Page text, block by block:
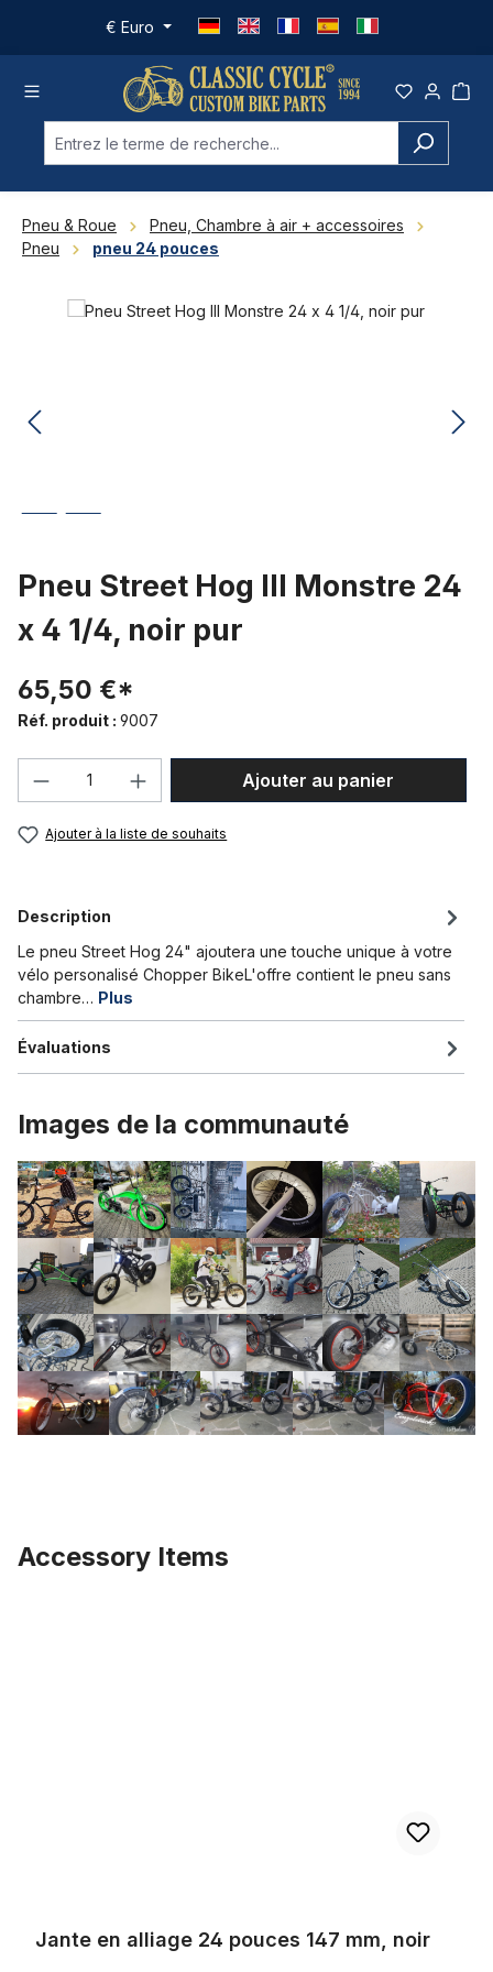
Passer au contenu principal
€ Euro
Pneu & Roue
Pneu, Chambre à air + accessoires
Pneu
pneu 24 pouces
Ignorer la galerie d'images
Pneu Street Hog III Monstre 24
x 4 1/4, noir pur
65,50 €*
Réf. produit : 9007
Quantité de produit : Entrez la
Ajouter au panier
Ajouter à la liste de souhaits
Description
Le pneu Street Hog 24" ajoutera une touche unique à votre
vélo personalisé Chopper BikeL'offre contient le pneu sans
chambre… Plus
Évaluations
Images de la communauté
Accessory Items
Jante en alliage 24 pouces 147 mm, noir